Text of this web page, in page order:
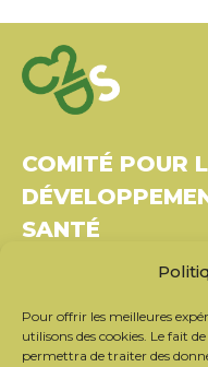
Pour offrir les meilleures
utilisons des cookies. Le fait
permettra de traiter des
COMITÉ POUR
SANTÉ
Bâtiment Le Rubixco,
Tél. : 06 26 49 36 81 –